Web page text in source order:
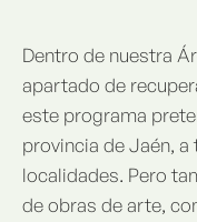
Dentro de nuestra
apartado de
este programa
provincia de Jaén,
localidades. Pero
de obras de arte,